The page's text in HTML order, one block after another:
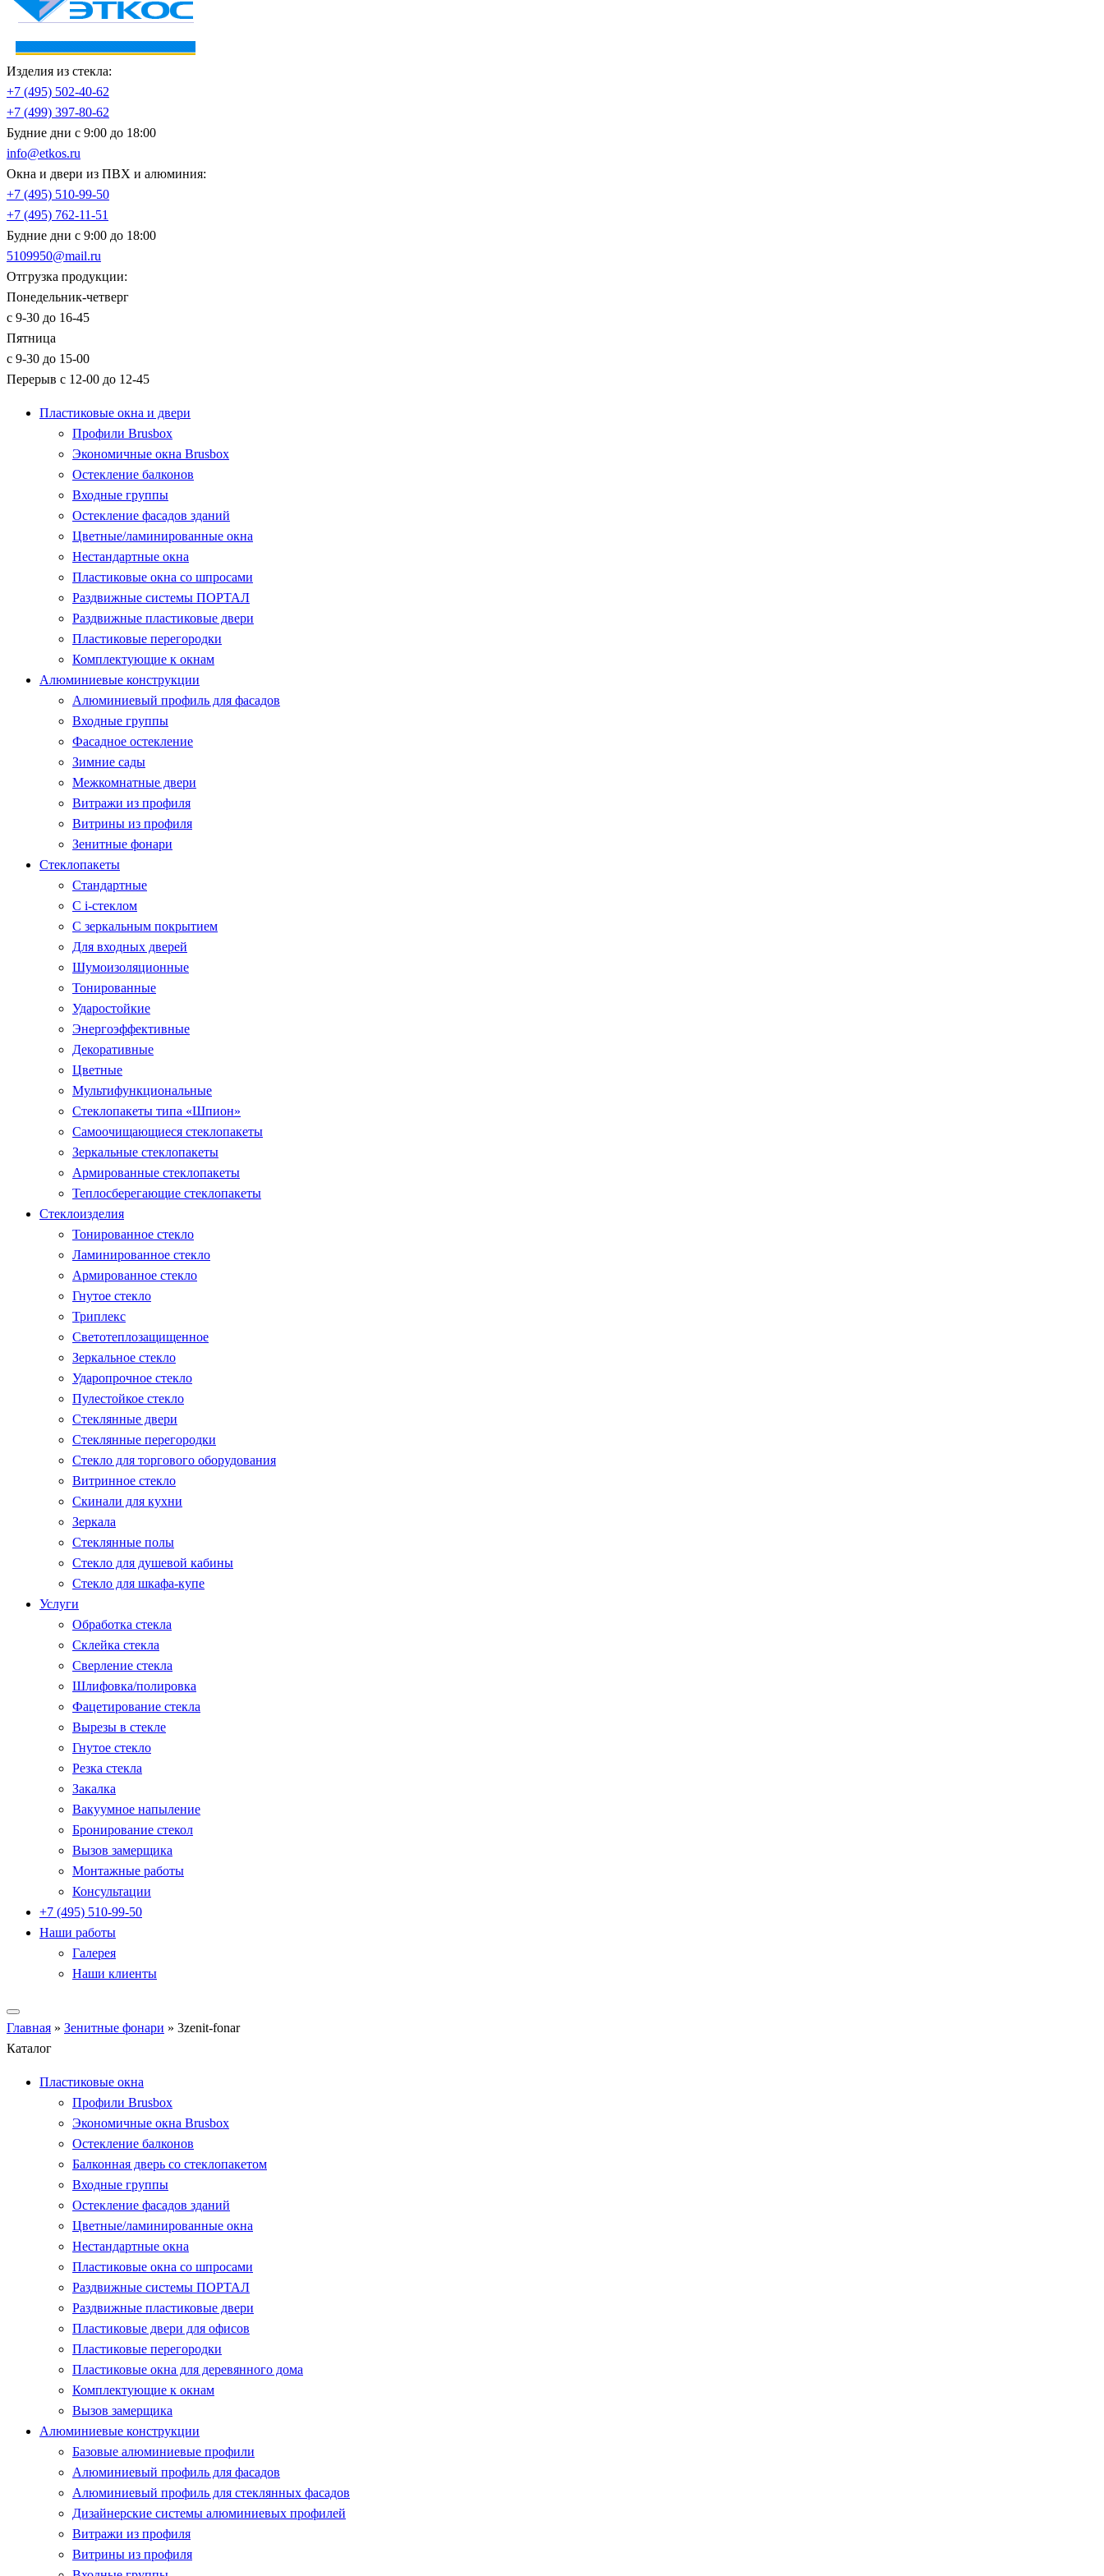
Изделия из стекла:
+7 (495) 502-40-62
+7 (499) 397-80-62
Будние дни с 9:00 до 18:00
info@etkos.ru
Окна и двери из ПВХ и алюминия:
+7 (495) 510-99-50
+7 (495) 762-11-51
Будние дни с 9:00 до 18:00
5109950@mail.ru
Отгрузка продукции:
Понедельник-четверг
с 9-30 до 16-45
Пятница
с 9-30 до 15-00
Перерыв с 12-00 до 12-45
Пластиковые окна и двери
Профили Brusbox
Экономичные окна Brusbox
Остекление балконов
Входные группы
Остекление фасадов зданий
Цветные/ламинированные окна
Нестандартные окна
Пластиковые окна со шпросами
Раздвижные системы ПОРТАЛ
Раздвижные пластиковые двери
Пластиковые перегородки
Комплектующие к окнам
Алюминиевые конструкции
Алюминиевый профиль для фасадов
Входные группы
Фасадное остекление
Зимние сады
Межкомнатные двери
Витражи из профиля
Витрины из профиля
Зенитные фонари
Стеклопакеты
Стандартные
С i-стеклом
С зеркальным покрытием
Для входных дверей
Шумоизоляционные
Тонированные
Ударостойкие
Энергоэффективные
Декоративные
Цветные
Мультифункциональные
Стеклопакеты типа «Шпион»
Самоочищающиеся стеклопакеты
Зеркальные стеклопакеты
Армированные стеклопакеты
Теплосберегающие стеклопакеты
Стеклоизделия
Тонированное стекло
Ламинированное стекло
Армированное стекло
Гнутое стекло
Триплекс
Светотеплозащищенное
Зеркальное стекло
Ударопрочное стекло
Пулестойкое стекло
Стеклянные двери
Стеклянные перегородки
Стекло для торгового оборудования
Витринное стекло
Скинали для кухни
Зеркала
Стеклянные полы
Стекло для душевой кабины
Стекло для шкафа-купе
Услуги
Обработка стекла
Склейка стекла
Сверление стекла
Шлифовка/полировка
Фацетирование стекла
Вырезы в стекле
Гнутое стекло
Резка стекла
Закалка
Вакуумное напыление
Бронирование стекол
Вызов замерщика
Монтажные работы
Консультации
+7 (495) 510-99-50
Наши работы
Галерея
Наши клиенты
Главная » Зенитные фонари » 3zenit-fonar
Каталог
Пластиковые окна
Профили Brusbox
Экономичные окна Brusbox
Остекление балконов
Балконная дверь со стеклопакетом
Входные группы
Остекление фасадов зданий
Цветные/ламинированные окна
Нестандартные окна
Пластиковые окна со шпросами
Раздвижные системы ПОРТАЛ
Раздвижные пластиковые двери
Пластиковые двери для офисов
Пластиковые перегородки
Пластиковые окна для деревянного дома
Комплектующие к окнам
Вызов замерщика
Алюминиевые конструкции
Базовые алюминиевые профили
Алюминиевый профиль для фасадов
Алюминиевый профиль для стеклянных фасадов
Дизайнерские системы алюминиевых профилей
Витражи из профиля
Витрины из профиля